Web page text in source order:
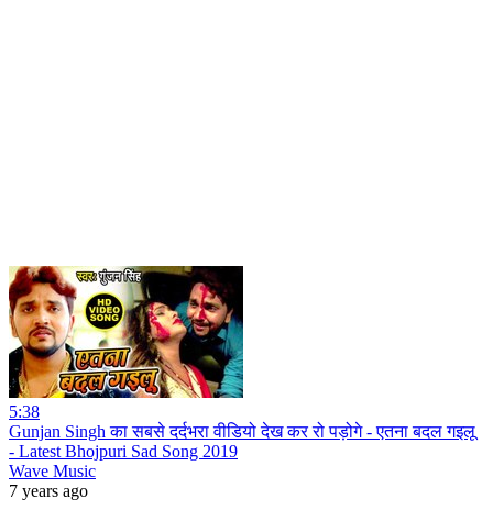
5:38
Gunjan Singh का सबसे दर्दभरा वीडियो देख कर रो पड़ोगे - एतना बदल गइलू
- Latest Bhojpuri Sad Song 2019
Wave Music
7 years ago